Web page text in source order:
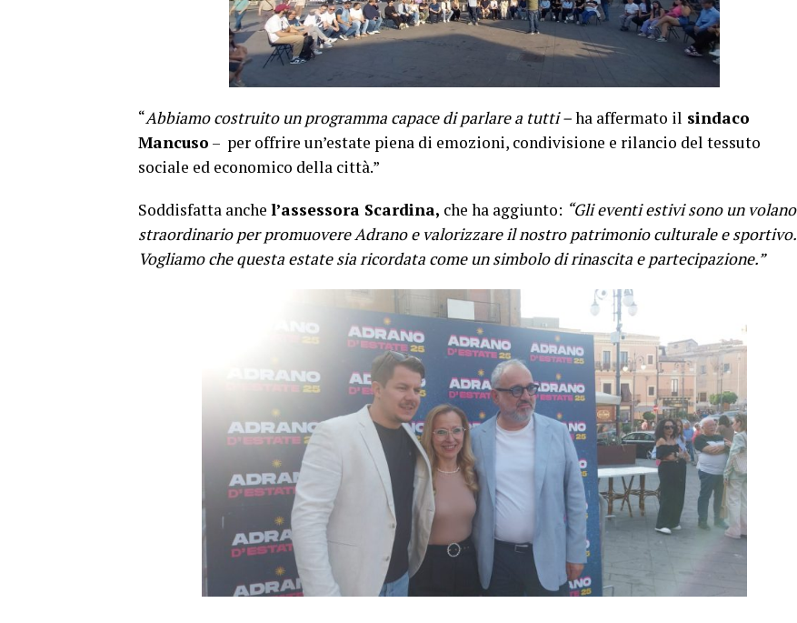
“Abbiamo costruito un programma capace di parlare a tutti –ha affermato il sindaco
Mancuso – per offrire un’estate piena di emozioni, condivisione e rilancio del tessuto
sociale ed economico della città.”
Soddisfatta anche l’assessora Scardina, che ha aggiunto: “Gli eventi estivi sono un volano
straordinario per promuovere Adrano e valorizzare il nostro patrimonio culturale e sportivo.
Vogliamo che questa estate sia ricordata come un simbolo di rinascita e partecipazione.”